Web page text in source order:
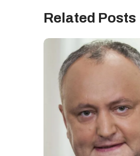
Related Posts